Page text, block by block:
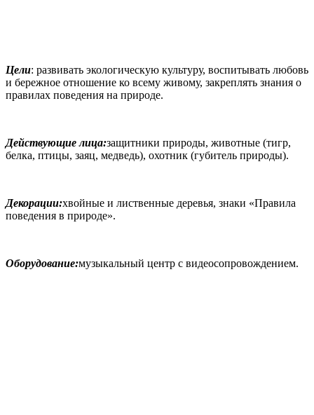
Цели: развивать экологическую культуру, воспитывать любовь
и бережное отношение ко всему живому, закреплять знания о
правилах поведения на природе.
Действующие лица:защитники природы, животные (тигр,
белка, птицы, заяц, медведь), охотник (губитель природы).
Декорации:хвойные и лиственные деревья, знаки «Правила
поведения в природе».
Оборудование:музыкальный центр с видеосопровождением.